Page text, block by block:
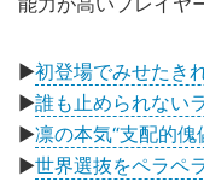
▶初登場でみせたき
▶誰も止められない
▶凛の本気“支配的傀
▶世界選抜をペラペ